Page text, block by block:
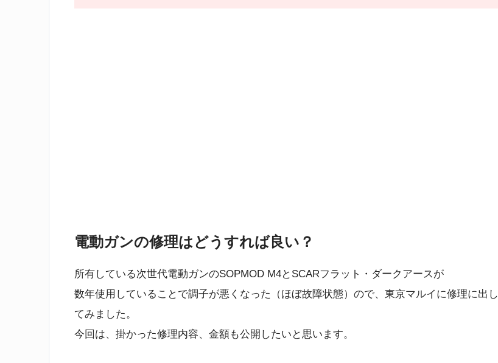
電動ガンの修理はどうすれば良い？
所有している次世代電動ガンのSOPMOD M4とSCARフラット・ダークアースが
数年使用していることで調子が悪くなった（ほぼ故障状態）ので、東京マルイに修理に出し
てみました。
今回は、掛かった修理内容、金額も公開したいと思います。